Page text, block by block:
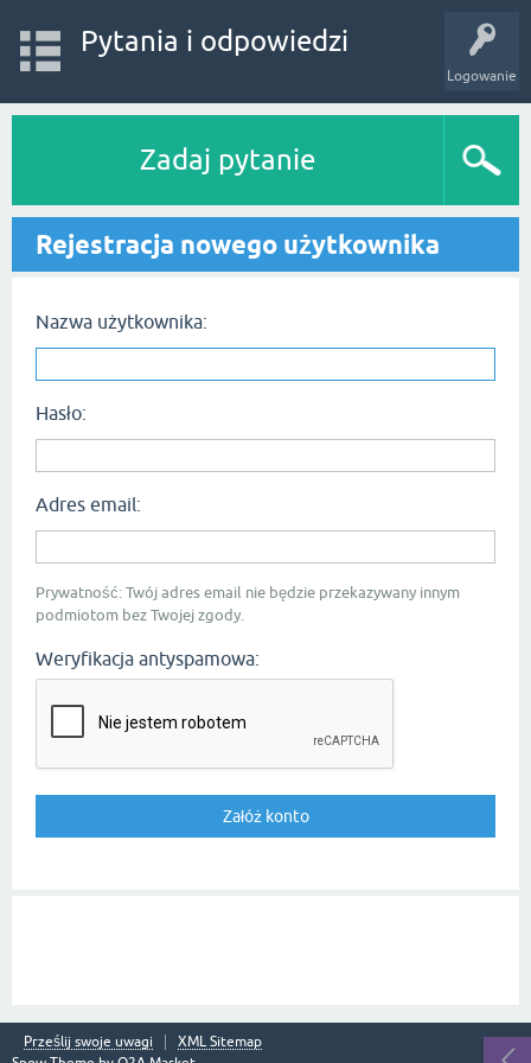
Logowanie
Pytania i odpowiedzi
Zadaj pytanie
Rejestracja nowego użytkownika
Nazwa użytkownika:
Hasło:
Adres email:
Prywatność: Twój adres email nie będzie przekazywany innym
podmiotom bez Twojej zgody.
Weryfikacja antyspamowa:
Prześlij swoje uwagi
XML Sitemap